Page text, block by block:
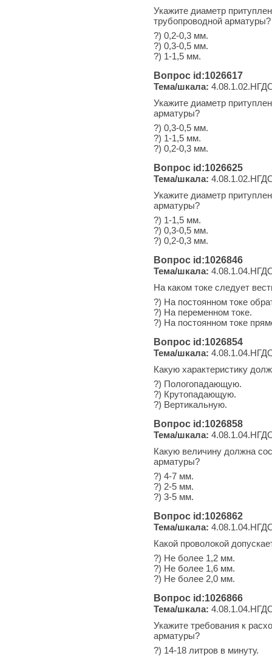
Укажите диаметр
трубопроводной арматуры?
?) 0,2-0,3 мм.
?) 0,3-0,5 мм.
?) 1-1,5 мм.
Вопрос id:1026617
Тема/шкала:
Укажите диаметр
арматуры?
?) 0,3-0,5 мм.
?) 1-1,5 мм.
?) 0,2-0,3 мм.
Вопрос id:1026625
Тема/шкала:
Укажите диаметр
арматуры?
?) 1-1,5 мм.
?) 0,3-0,5 мм.
?) 0,2-0,3 мм.
Вопрос id:1026846
Тема/шкала:
На каком токе следует
?) На постоянном токе
?) На переменном токе.
?) На постоянном токе
Вопрос id:1026854
Тема/шкала:
Какую характеристику
?) Пологопадающую.
?) Крутопадающую.
?) Вертикальную.
Вопрос id:1026858
Тема/шкала:
Какую величину должна
арматуры?
?) 4-7 мм.
?) 2-5 мм.
?) 3-5 мм.
Вопрос id:1026862
Тема/шкала:
Какой проволокой
?) Не более 1,2 мм.
?) Не более 1,6 мм.
?) Не более 2,0 мм.
Вопрос id:1026866
Тема/шкала:
Укажите требования к
арматуры?
?) 14-18 литров в минуту.